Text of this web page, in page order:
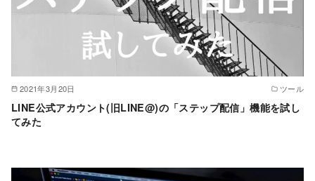
2021年3月20日 ツール
LINE公式アカウント(旧LINE@)の「ステップ配信」機能を試し
てみた